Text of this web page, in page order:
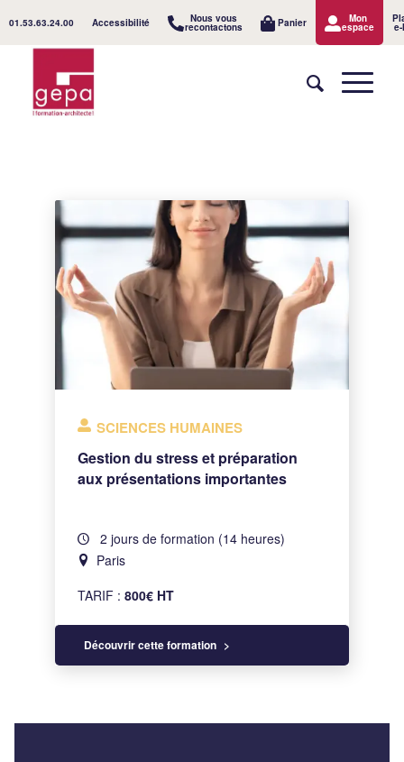
01.53.63.24.00 Accessibilité Nous vous
recontactons Panier Mon
espace
SCIENCES HUMAINES
Gestion du stress et préparation
aux présentations importantes
2 jours de formation (14 heures)
Paris
TARIF :800€ HT
Découvrir cette formation